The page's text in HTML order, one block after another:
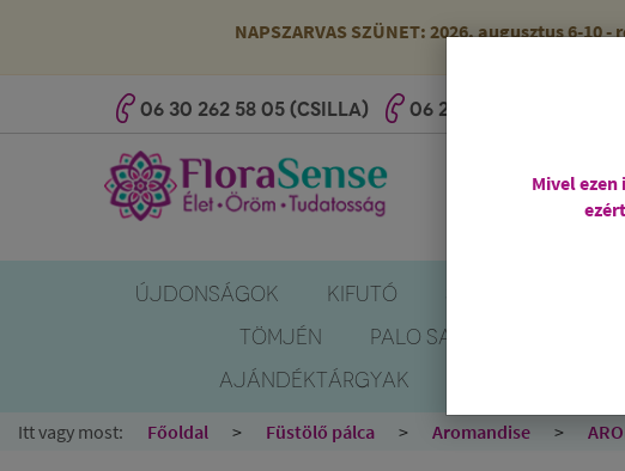
NAPSZARVAS SZÜNET: 2026. augusztus 6-
06 30 262 58 05 (CSILLA) 06 20 527 25 56
ÚJDONSÁGOK KIFUTÓ
TÖMJÉN
PALO SANTO
AJÁNDÉKTÁRGYAK
Itt vagy most: Főoldal Füstölő pálca Aromandise
Mivel